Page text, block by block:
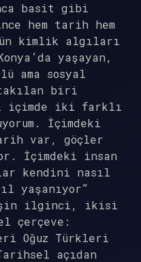
basit gibi
hem tarih hem
kimlik algıları
yaşayan,
ama sosyal
biri
içimde iki farklı
İçimdeki
var, göçler
İçimdeki insan
kendini nasıl
yaşanıyor”
ilginci, ikisi
çerçeve:
Oğuz Türkleri
açıdan